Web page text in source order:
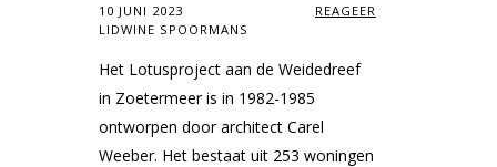
10 JUNI 2023
REAGEER
LIDWINE SPOORMANS
Het Lotusproject aan de Weidedreef
in Zoetermeer is in 1982-1985
ontworpen door architect Carel
Weeber. Het bestaat uit 253 woningen